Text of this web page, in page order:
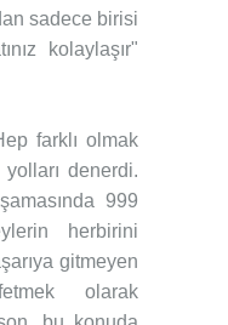
sadece birisi
kolaylaşır"
farklı olmak
yolları denerdi.
999
herbirini
gitmeyen
olarak